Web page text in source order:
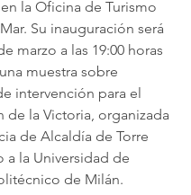
la Oficina de Turismo
Su inauguración será
marzo a las 19:00 horas
muestra sobre
intervención para el
de la Victoria, organizada
de Alcaldía de Torre
a la Universidad de
de Milán.